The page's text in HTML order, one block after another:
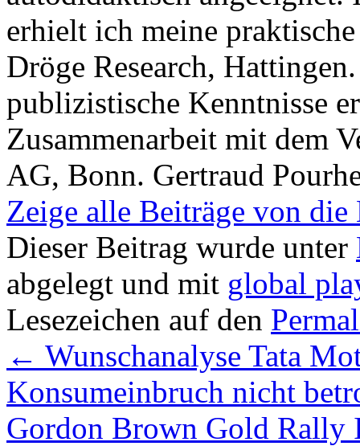
erhielt ich meine
Dröge Research,
publizistische Kenntnisse
Zusammenarbeit mit dem
AG, Bonn. Gertraud
Zeige alle Beiträge von
Dieser Beitrag wurde unter
abgelegt und mit global
Lesezeichen auf den
← Wunschanalyse Tata
Konsumeinbruch nicht
Gordon Brown Gold Rally